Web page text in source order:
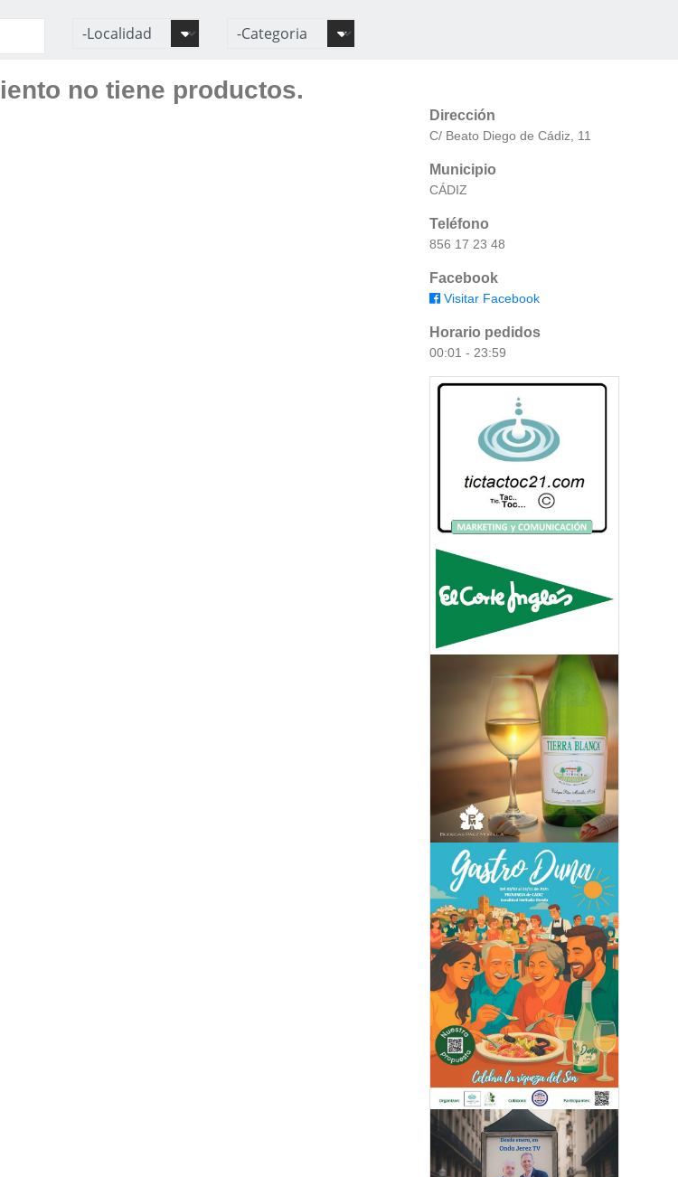
no tiene productos.
Dirección
C/ Beato Diego de Cádiz, 11
Municipio
CÁDIZ
Teléfono
856 17 23 48
Facebook
Visitar Facebook
Horario pedidos
00:01 - 23:59